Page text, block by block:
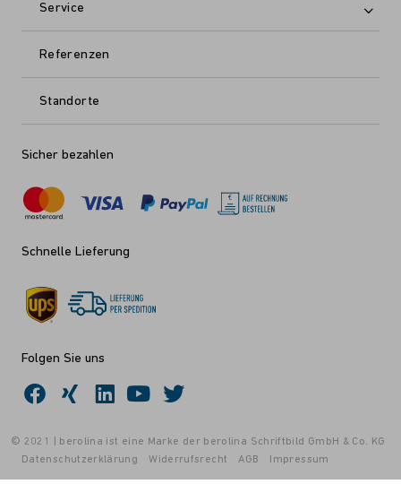
Service
Referenzen
Standorte
Sicher bezahlen
Schnelle Lieferung
Folgen Sie uns
© 2021 | berolina ist eine Marke der berolina Schriftbild GmbH & Co. KG
Datenschutzerklärung
Widerrufsrecht AGB Impressum